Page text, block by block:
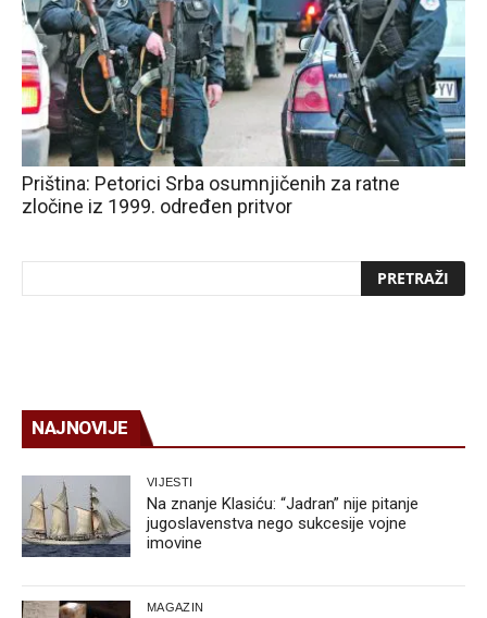
Priština: Petorici Srba osumnjičenih za ratne
zločine iz 1999. određen pritvor
NAJNOVIJE
VIJESTI
Na znanje Klasiću: “Jadran” nije pitanje
jugoslavenstva nego sukcesije vojne
imovine
MAGAZIN